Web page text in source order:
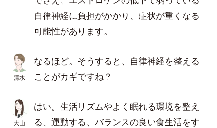
自律神経に負担がかかり、症状が重くなる
可能性があります。
清水
なるほど。そうすると、自律神経を整える
ことがカギですね？
大山
はい。生活リズムやよく眠れる環境を整え
る、運動する、バランスの良い食生活をす